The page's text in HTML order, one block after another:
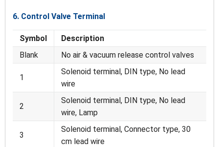
6. Control Valve Terminal
Symbol
Description
Blank
No air & vacuum release control valves
1
Solenoid terminal, DIN type, No lead
wire
2
Solenoid terminal, DIN type, No lead
wire, Lamp
3
Solenoid terminal, Connector type, 30
cm lead wire